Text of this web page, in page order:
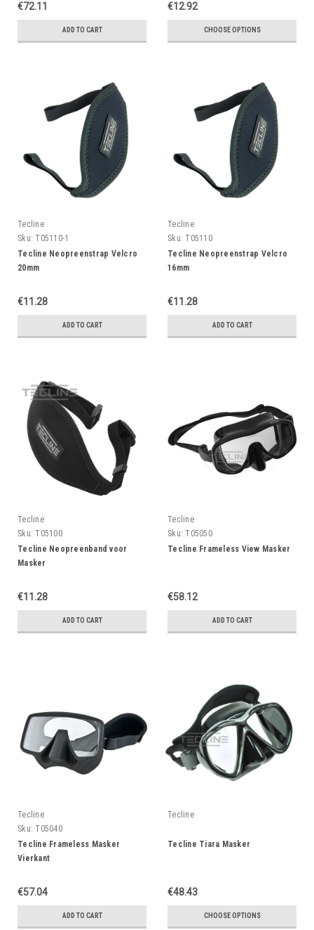
€72.11
ADD TO CART
€12.92
CHOOSE OPTIONS
Tecline
Sku: T05110-1
Tecline Neopreenstrap Velcro
20mm
€11.28
ADD TO CART
Tecline
Sku: T05110
Tecline Neopreenstrap Velcro
16mm
€11.28
ADD TO CART
Tecline
Sku: T05100
Tecline Neopreenband voor
Masker
€11.28
ADD TO CART
Tecline
Sku: T05050
Tecline Frameless View Masker
€58.12
ADD TO CART
Tecline
Sku: T05040
Tecline Frameless Masker
Vierkant
€57.04
ADD TO CART
Tecline
Tecline Tiara Masker
€48.43
CHOOSE OPTIONS